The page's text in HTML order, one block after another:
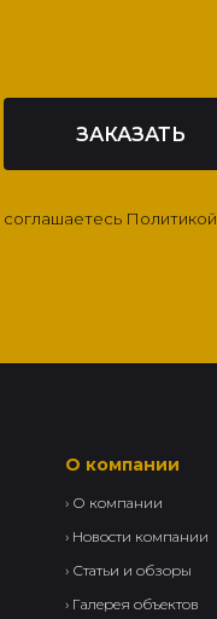
ЗАКАЗАТЬ
соглашаетесь Политикой
О компании
› О компании
› Новости компании
› Статьи и обзоры
› Галерея объектов